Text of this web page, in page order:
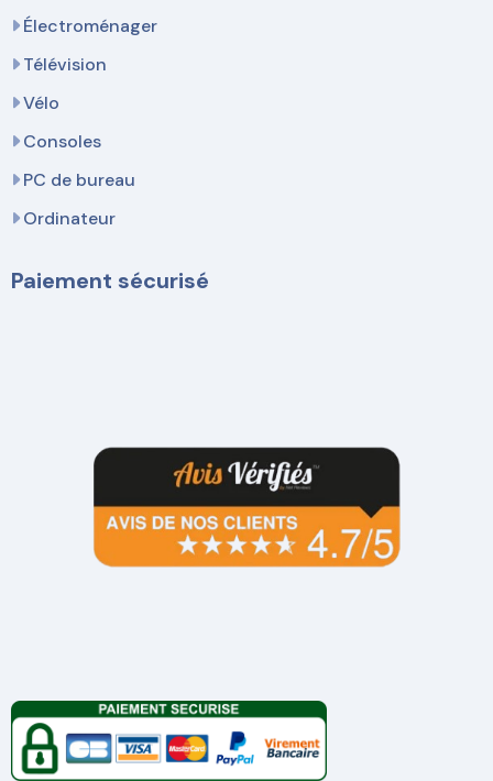
Électroménager
Télévision
Vélo
Consoles
PC de bureau
Ordinateur
Paiement sécurisé